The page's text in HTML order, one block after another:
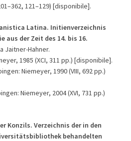
121–129) [disponibile].
Latina. Initienverzeichnis
aus der Zeit des 14. bis 16.
Jaitner-Hahner.
1985 (XCI, 311 pp.) [disponibile].
Niemeyer, 1990 (VIII, 692 pp.)
Niemeyer, 2004 (XVI, 731 pp.)
Konzils. Verzeichnis der in den
behandelten